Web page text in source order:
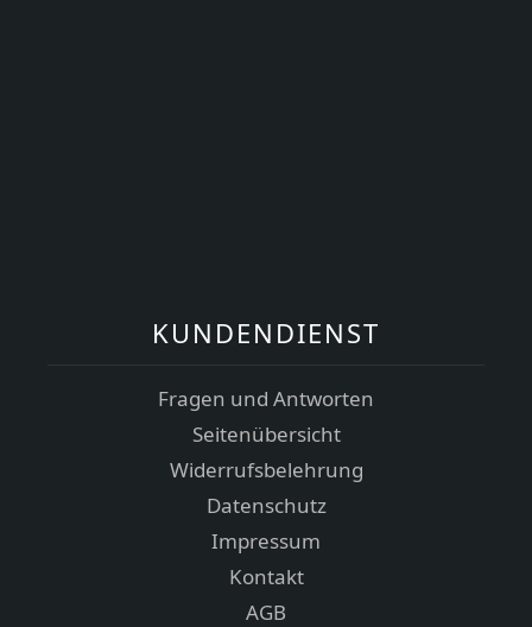
KUNDENDIENST
Fragen und Antworten
Seitenübersicht
Widerrufsbelehrung
Datenschutz
Impressum
Kontakt
AGB